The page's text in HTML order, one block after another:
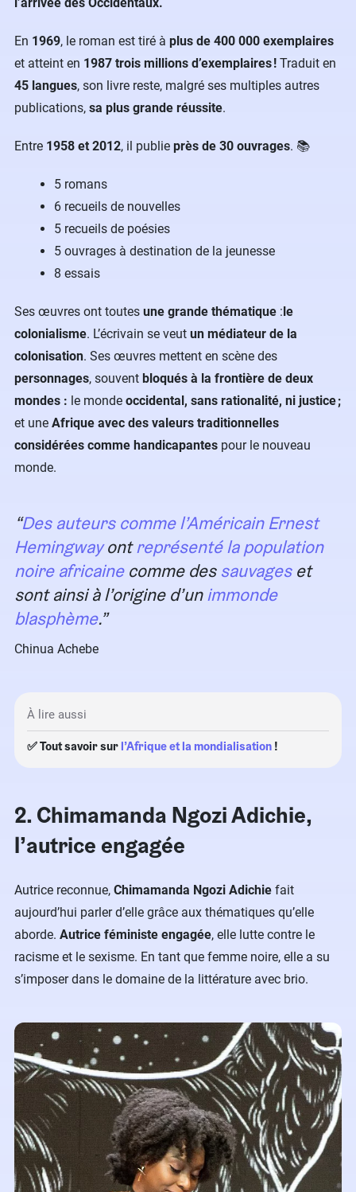
En 1969, le roman est tiré à plus de 400 000 exemplaires
et atteint en 1987 trois millions d’exemplaires ! Traduit en
45 langues, son livre reste, malgré ses multiples autres
publications, sa plus grande réussite.
Entre 1958 et 2012, il publie près de 30 ouvrages. 📚
5 romans
6 recueils de nouvelles
5 recueils de poésies
5 ouvrages à destination de la jeunesse
8 essais
Ses œuvres ont toutes une grande thématique :le
colonialisme. L’écrivain se veut un médiateur de la
colonisation. Ses œuvres mettent en scène des
personnages, souvent bloqués à la frontière de deux
mondes : le monde occidental, sans rationalité, ni justice ;
et une Afrique avec des valeurs traditionnelles
considérées comme handicapantes pour le nouveau
monde.
Des auteurs comme l’Américain Ernest
Hemingwayontreprésenté la population
noire africainecomme des sauvageset
sont ainsi à l’origine d’unimmonde
blasphème.
Chinua Achebe
À lire aussi
✅ Tout savoir sur l’Afrique et la mondialisation !
2. Chimamanda Ngozi Adichie,
l’autrice engagée
Autrice reconnue, Chimamanda Ngozi Adichie fait
aujourd’hui parler d’elle grâce aux thématiques qu’elle
aborde. Autrice féministe engagée, elle lutte contre le
racisme et le sexisme. En tant que femme noire, elle a su
s’imposer dans le domaine de la littérature avec brio.